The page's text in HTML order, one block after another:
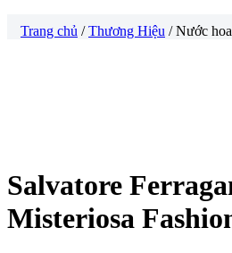
Trang chủ /Thương Hiệu / Nước
Salvatore
Misteriosa